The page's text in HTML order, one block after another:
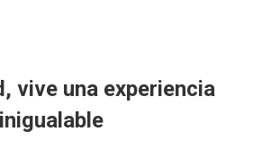
vive una experiencia
inigualable